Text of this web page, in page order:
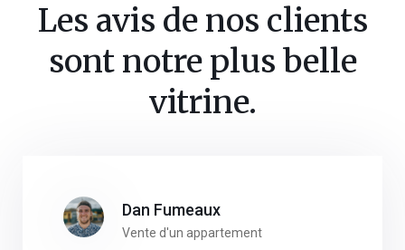
Les avis de nos clients
sont notre plus belle
vitrine.
Dan Fumeaux
Vente d'un appartement